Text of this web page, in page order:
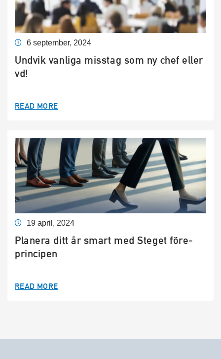
6 september, 2024
Undvik vanliga misstag som ny chef eller
vd!
READ MORE
19 april, 2024
Planera ditt år smart med Steget före-
principen
READ MORE